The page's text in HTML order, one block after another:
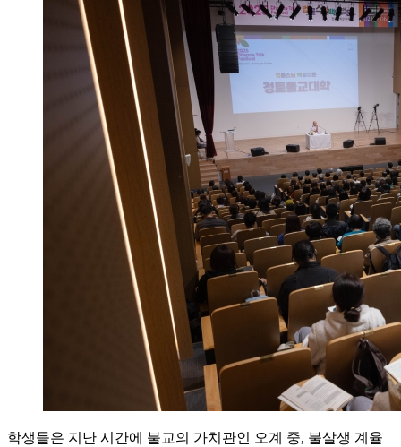
학생들은 지난 시간에 불교의 가치관인 오계 중, 불살생 계율